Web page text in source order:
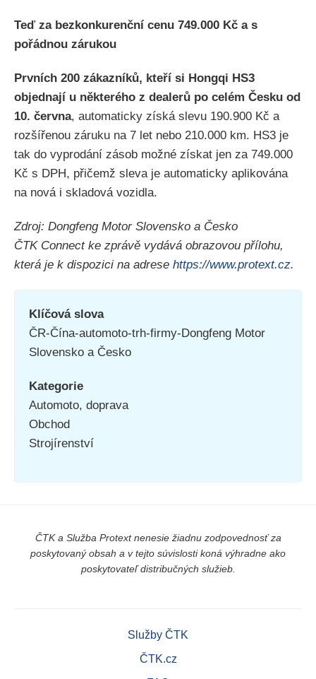
Teď za bezkonkurenční cenu 749.000 Kč a s
pořádnou zárukou
Prvních 200 zákazníků, kteří si Hongqi HS3
objednají u některého z dealerů po celém Česku od
10. června, automaticky získá slevu 190.900 Kč a
rozšířenou záruku na 7 let nebo 210.000 km. HS3 je
tak do vyprodání zásob možné získat jen za 749.000
Kč s DPH, přičemž sleva je automaticky aplikována
na nová i skladová vozidla.
Zdroj: Dongfeng Motor Slovensko a Česko
ČTK Connect ke zprávě vydává obrazovou přílohu,
která je k dispozici na adrese https://www.protext.cz.
Klíčová slova
ČR-Čína-automoto-trh-firmy-Dongfeng Motor
Slovensko a Česko
Kategorie
Automoto, doprava
Obchod
Strojírenství
ČTK a Služba Protext nenesie žiadnu zodpovednosť za
poskytovaný obsah a v tejto súvislosti koná výhradne ako
poskytovateľ distribučných služieb.
Služby ČTK
ČTK.cz